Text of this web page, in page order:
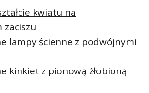
kwiatu na
zaciszu
lampy ścienne z podwójnymi
kinkiet z pionową żłobioną